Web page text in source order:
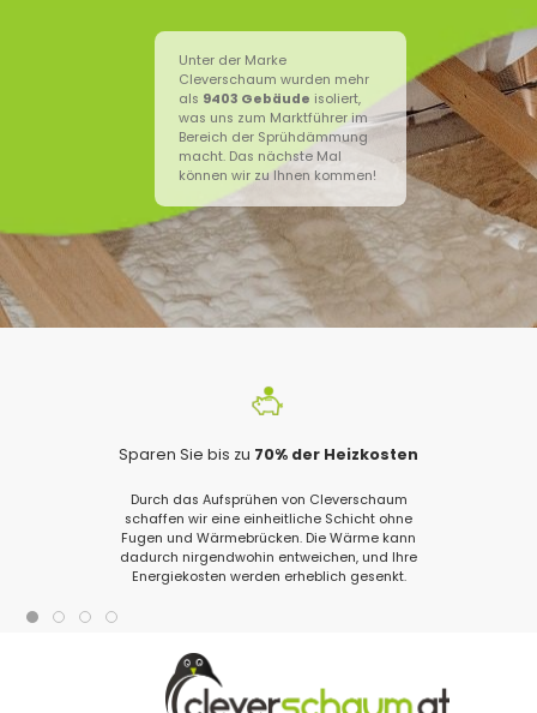
Unter der Marke
Cleverschaum wurden mehr
als 9403 Gebäude isoliert,
was uns zum Marktführer im
Bereich der Sprühdämmung
macht. Das nächste Mal
können wir zu Ihnen kommen!
Sparen Sie bis zu 70% der Heizkosten
Durch das Aufsprühen von Cleverschaum
schaffen wir eine einheitliche Schicht ohne
Fugen und Wärmebrücken. Die Wärme kann
dadurch nirgendwohin entweichen, und Ihre
Energiekosten werden erheblich gesenkt.